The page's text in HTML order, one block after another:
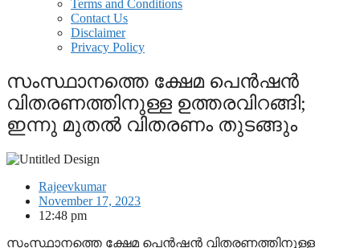
Terms and Conditions
Contact Us
Disclaimer
Privacy Policy
സംസ്ഥാനത്തെ ക്ഷേമ പെൻഷൻ
വിതരണത്തിനുള്ള ഉത്തരവിറങ്ങി;
ഇന്നു മുതൽ വിതരണം തുടങ്ങും
Rajeevkumar
November 17, 2023
12:48 pm
സംസ്ഥാനത്തെ ക്ഷേമ പെൻഷൻ വിതരണത്തിനുള്ള